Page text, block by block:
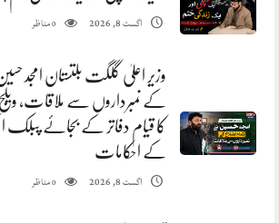
اگست 8, 2026 0مناظر
وزیر اعلیٰ گلگت بلتستان امجد
کے نمبرداروں سے ملاقات، ویلج
کا قیام دفاتر کے بجائے پبلک
کے احکامات
اگست 8, 2026 0مناظر